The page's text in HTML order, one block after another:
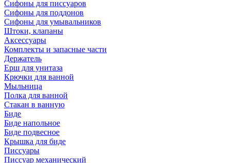
Сифоны для писсуаров
Сифоны для поддонов
Сифоны для умывальников
Штоки, клапаны
Аксессуары
Комплекты и запасные части
Держатель
Ерш для унитаза
Крючки для ванной
Мыльница
Полка для ванной
Стакан в ванную
Биде
Биде напольное
Биде подвесное
Крышка для биде
Писсуары
Писсуар механический